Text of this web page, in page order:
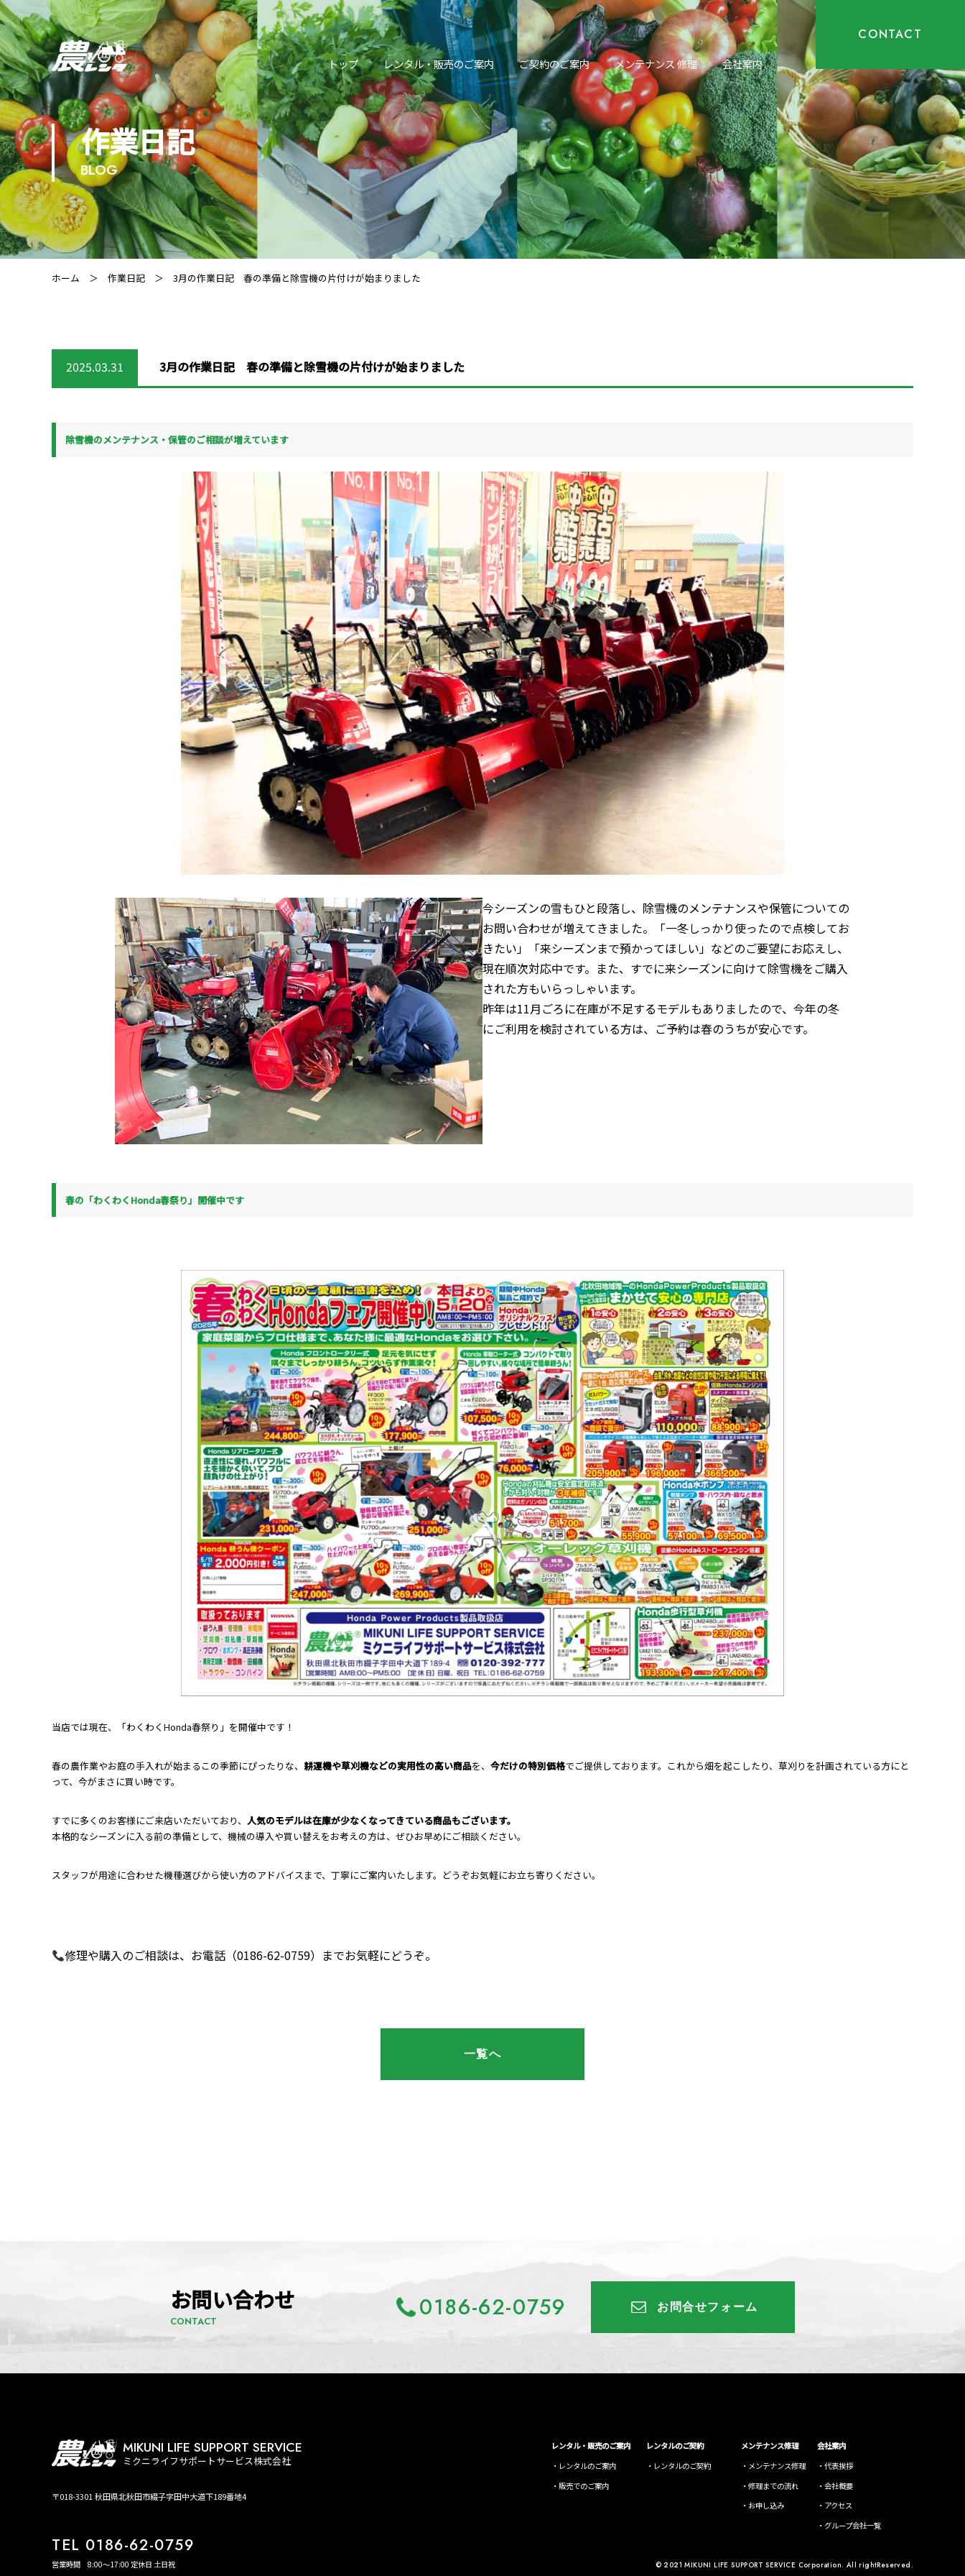
トップ レンタル・販売のご案内 ご契約のご案内 メンテナンス 修理 会社案内
CONTACT
作業日記
BLOG
ホーム ＞ 作業日記 ＞ 3月の作業日記 春の準備と除雪機の片付けが始まりました
2025.03.31 3月の作業日記 春の準備と除雪機の片付けが始まりました
除雪機のメンテナンス・保管のご相談が増えています
今シーズンの雪もひと段落し、除雪機のメンテナンスや保管についての
お問い合わせが増えてきました。「一冬しっかり使ったので点検してお
きたい」「来シーズンまで預かってほしい」などのご要望にお応えし、
現在順次対応中です。また、すでに来シーズンに向けて除雪機をご購入
された方もいらっしゃいます。
昨年は11月ごろに在庫が不足するモデルもありましたので、今年の冬
にご利用を検討されている方は、ご予約は春のうちが安心です。
春の「わくわくHonda春祭り」開催中です
当店では現在、「わくわくHonda春祭り」を開催中です！
春の農作業やお庭の手入れが始まるこの季節にぴったりな、 耕運機や草刈機などの実用性の高い商品を、 今だけの特別価格でご提供しております。これから畑を起こしたり、草刈りを計画されている方にと
って、今がまさに買い時です。
すでに多くのお客様にご来店いただいており、 人気のモデルは在庫が少なくなってきている商品もございます。
本格的なシーズンに入る前の準備として、機械の導入や買い替えをお考えの方は、ぜひお早めにご相談ください。
スタッフが用途に合わせた機種選びから使い方のアドバイスまで、丁寧にご案内いたします。どうぞお気軽にお立ち寄りください。
修理や購入のご相談は、お電話（0186-62-0759）までお気軽にどうぞ。
一覧へ
お問い合わせ
CONTACT 0186-62-0759 お問合せフォーム
MIKUNI LIFE SUPPORT SERVICE
ミクニライフサポートサービス株式会社
〒018-3301 秋田県北秋田市綴子字田中大道下189番地4
TEL 0186-62-0759
営業時間 8:00～17:00 定休日 土日祝
レンタル・販売のご案内
レンタルのご案内
販売でのご案内
レンタルのご契約
レンタルのご契約
メンテナンス修理
メンテナンス修理
修理までの流れ
お申し込み
会社案内
代表挨拶
会社概要
アクセス
グループ会社一覧
© 2021 MIKUNI LIFE SUPPORT SERVICE Corporation. All rightReserved.